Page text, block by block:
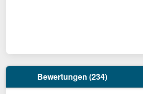
Bewertungen (234)